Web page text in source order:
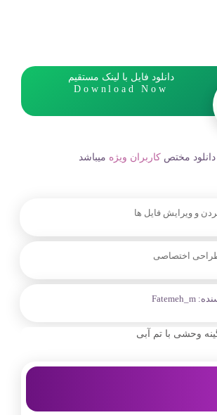
دانلود فایل با لینک مستقیم
Download Now
دانلود مختص کاربران ویژه میباشد
و ویرایش فایل ها
اختصاصی
Fatemeh_m